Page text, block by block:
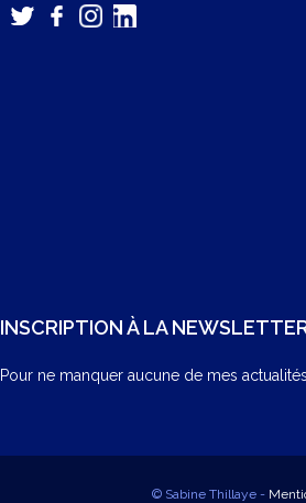
INSCRIPTION À LA
Pour ne manquer aucune de mes
© Sabine Thillaye -